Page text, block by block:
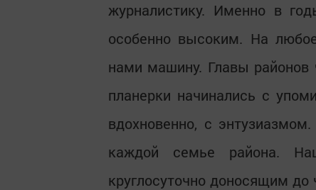
журналистику. Именно в
особенно высоким. На
нами машину. Главы районов
планерки начинались с
вдохновенно, с
каждой семье района.
круглосуточно доносящим